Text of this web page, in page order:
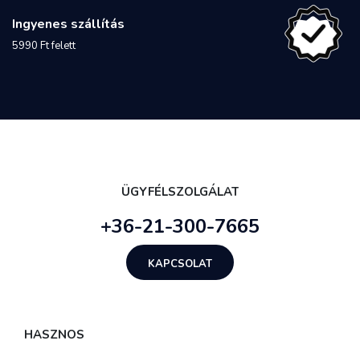
Ingyenes szállítás
5990 Ft felett
ÜGYFÉLSZOLGÁLAT
+36-21-300-7665
KAPCSOLAT
HASZNOS